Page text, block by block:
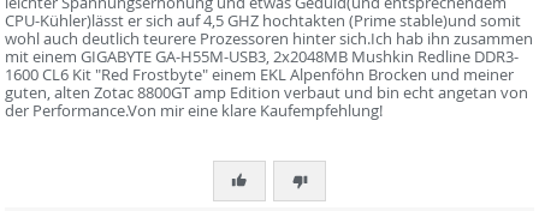
CPU-Kühler)lässt er sich auf 4,5 GHZ hochtakten (Prime stable)und somit
wohl auch deutlich teurere Prozessoren hinter sich.Ich hab ihn zusammen
mit einem GIGABYTE GA-H55M-USB3, 2x2048MB Mushkin Redline DDR3-
1600 CL6 Kit "Red Frostbyte" einem EKL Alpenföhn Brocken und meiner
guten, alten Zotac 8800GT amp Edition verbaut und bin echt angetan von
der Performance.Von mir eine klare Kaufempfehlung!